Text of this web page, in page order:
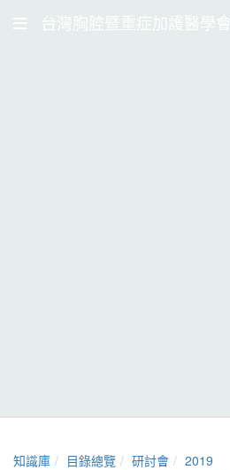
台灣胸腔暨重症加護醫學會
知識庫 目錄總覽 研討會
2019